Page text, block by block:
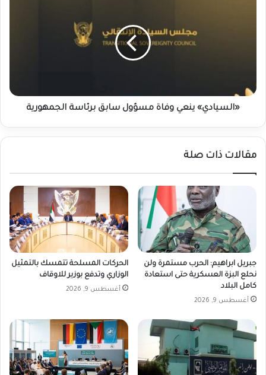
«السيادي» ينعي وفاة مسؤول سابق برئاسة الجمهورية
مقالات ذات صلة
جبريل ابراهيم: الحرب مستمرة ولن
نحلع البزة العسكرية حتى استعادة
كامل البلاد
أغسطس 9, 2026
الحركات المسلحة تتمسك بالتمثيل
الوزاري وتدفع بوزير للاوقاف
أغسطس 9, 2026